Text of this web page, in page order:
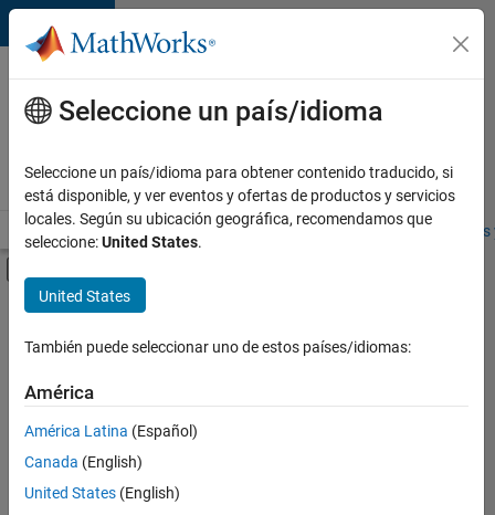
Saltar al contenido
Ofertas
de
empleo
MathWorks
Visión general Búsqueda de empleo Oficinas locales
Contenido principal
FILTRADO POR
Business Model Team
Office and Administrative Services
Ordenar por
Seleccione un país/idioma
Seleccione un país/idioma para obtener contenido traducido, si
está disponible, y ver eventos y ofertas de productos y servicios
locales. Según su ubicación geográfica, recomendamos que
seleccione:United States.
United States
También puede seleccionar uno de estos países/idiomas:
América
América Latina (Español)
Canada (English)
United States (English)